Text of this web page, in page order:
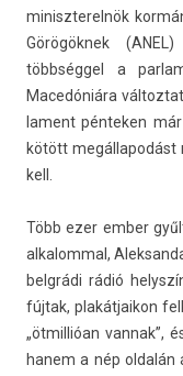
miniszterel­nök
Görögöknek
többséggel a
Macedóniára
la­ment pén­tek­en
kötött megál­lapodást
kell.
Több ezer ember
al­kalomm­al,
belgrádi rádió
fújtak, plakát­jaikon
„ötmil­lióan van­nak”,
hanem a nép oldalán